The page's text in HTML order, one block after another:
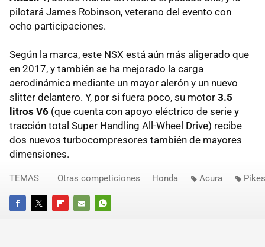
pilotará James Robinson, veterano del evento con
ocho participaciones.
Según la marca, este NSX está aún más aligerado que
en 2017, y también se ha mejorado la carga
aerodinámica mediante un mayor alerón y un nuevo
slitter delantero. Y, por si fuera poco, su motor 3.5
litros V6 (que cuenta con apoyo eléctrico de serie y
tracción total Super Handling All-Wheel Drive) recibe
dos nuevos turbocompresores también de mayores
dimensiones.
FACEBOOKTWITTERFLIPBOARD
E-
WHATSAPP
TEMAS Otras competiciones Honda Acura